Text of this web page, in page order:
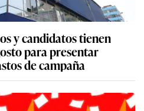
y candidatos tienen
para presentar
de campaña